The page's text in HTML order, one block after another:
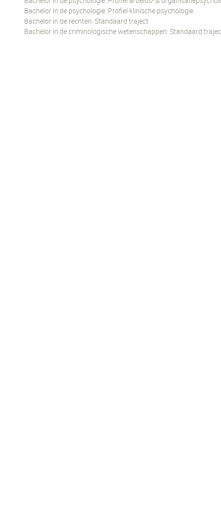
Bachelor in de psychologie: Profiel klinische psychologie
Bachelor in de rechten: Standaard traject
Bachelor in de criminologische wetenschappen: Standaard